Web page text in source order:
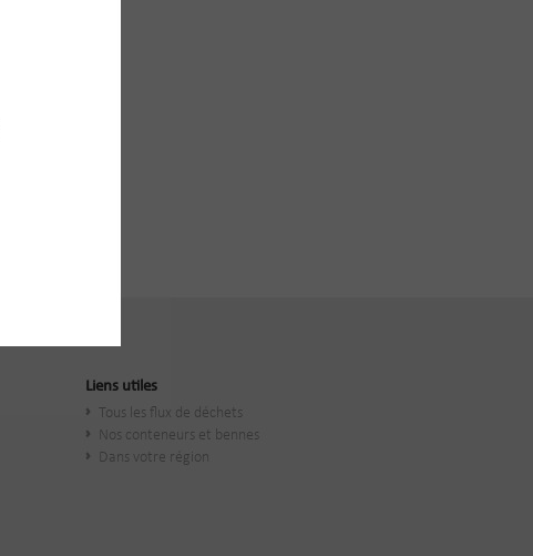
Liens utiles
Tous les flux de déchets
Nos conteneurs et bennes
Dans votre région